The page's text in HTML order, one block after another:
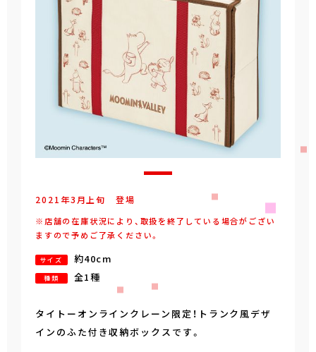
2021年3 月 上旬 登場
※店舗の在庫状況により、取扱を終了している場合がござい
ますので予めご了承ください。
サイズ 約40cm
種類 全1種
タイトーオンラインクレーン限定！トランク風デザ
インのふた付き収納ボックスです。